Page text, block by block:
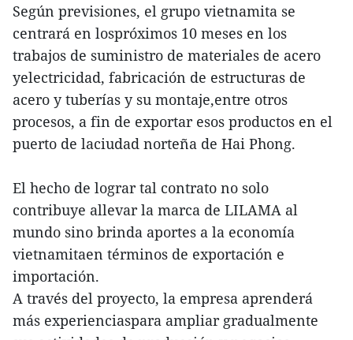
Según previsiones, el grupo vietnamita se
centrará en lospróximos 10 meses en los
trabajos de suministro de materiales de acero
yelectricidad, fabricación de estructuras de
acero y tuberías y su montaje,entre otros
procesos, a fin de exportar esos productos en el
puerto de laciudad norteña de Hai Phong.
El hecho de lograr tal contrato no solo
contribuye allevar la marca de LILAMA al
mundo sino brinda aportes a la economía
vietnamitaen términos de exportación e
importación.
A través del proyecto, la empresa aprenderá
más experienciaspara ampliar gradualmente